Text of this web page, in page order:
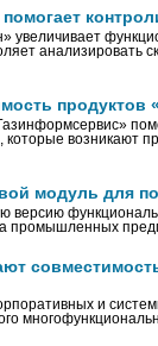
увеличивает
анализировать
продуктов
возникают
модуль для
версию
промышленных
и